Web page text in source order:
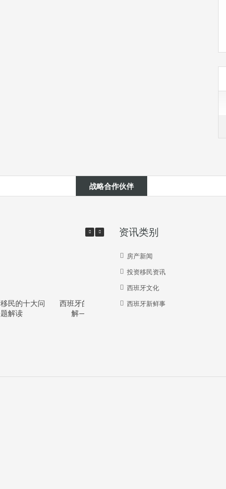
战略合作伙伴
民的十大问
题解读
西班牙的教育体系详
解—干货分享
西班牙华人牛在哪
资讯类别
房产新闻
投资移民资讯
西班牙文化
西班牙新鲜事